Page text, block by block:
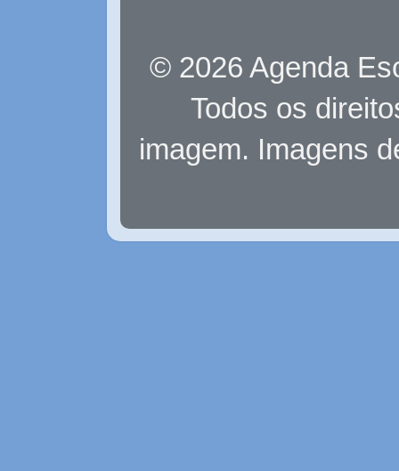
© 2026 Agenda
Todos os
imagem. Imagens